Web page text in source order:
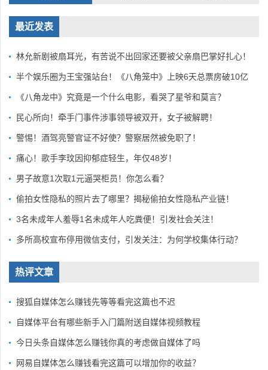
最近发表
林允新剧被扇耳光，有苦说不出回家还要被父亲扇巴掌好扎心！
半个娱乐圈为王宝强站台！《八角笼中》上映6天总票房破10亿
《八角龙中》究竟是一个什么电影，看哭了星爷和莫言？
民心所向！牵手门事件涉事领导被双开，女子被解聘！
警惕！酒驾亮警官证不好使？警察居然被免职了！
痛心！歌手李玟因抑郁症轻生，年仅48岁！
男子故意1次取1元逼哭柜员！你怎么看？
偷拍女性隐私的照片去了哪里？揭秘偷拍女性隐私产业链！
3名未成年人羞辱1名未成年人吃粪便！引发社会关注！
多所高校宣布停用微信支付，引发关注：为何学校集体行动？
热评文章
搜狐自媒体怎么赚钱先等等看完这篇也不迟
自媒体平台有哪些新手入门篇附送自媒体视频教程
今日头条自媒体怎么赚钱你真的考虑做自媒体了吗
网易自媒体怎么赚钱看完这篇可以增加你的收益？